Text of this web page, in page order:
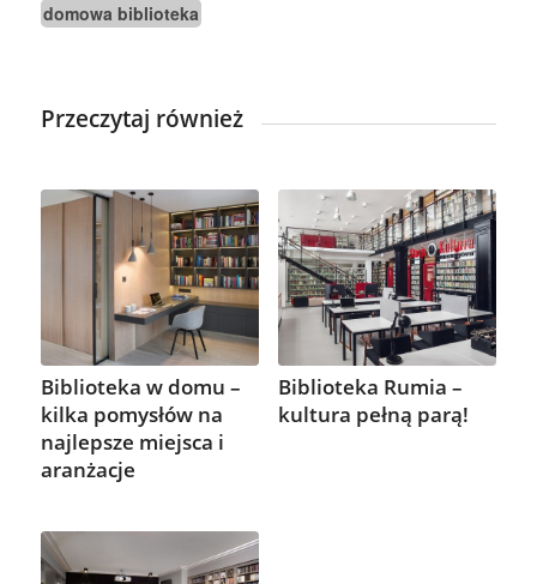
domowa biblioteka
Przeczytaj również
Biblioteka w domu –
kilka pomysłów na
najlepsze miejsca i
aranżacje
Biblioteka Rumia –
kultura pełną parą!